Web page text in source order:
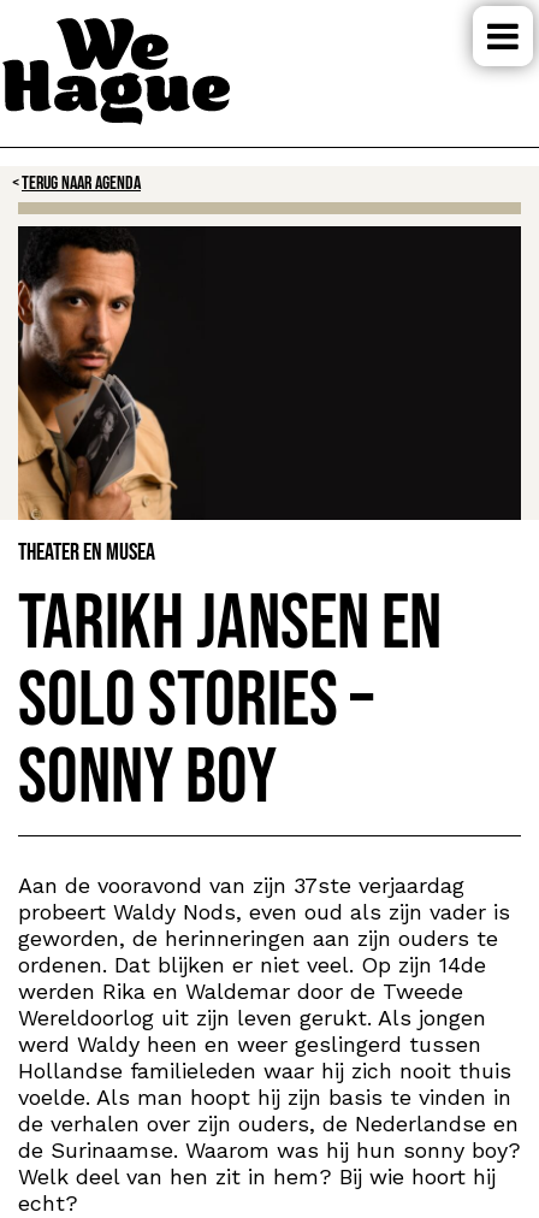
TERUG NAAR AGENDA
Theater en Musea
Tarikh Jansen en
Solo Stories –
Sonny Boy
Aan de vooravond van zijn 37ste verjaardag
probeert Waldy Nods, even oud als zijn vader is
geworden, de herinneringen aan zijn ouders te
ordenen. Dat blijken er niet veel. Op zijn 14de
werden Rika en Waldemar door de Tweede
Wereldoorlog uit zijn leven gerukt. Als jongen
werd Waldy heen en weer geslingerd tussen
Hollandse familieleden waar hij zich nooit thuis
voelde. Als man hoopt hij zijn basis te vinden in
de verhalen over zijn ouders, de Nederlandse en
de Surinaamse. Waarom was hij hun sonny boy?
Welk deel van hen zit in hem? Bij wie hoort hij
echt?